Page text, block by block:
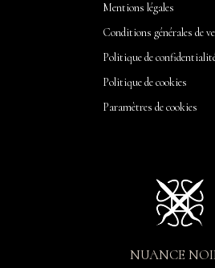
Mentions légales
Conditions générales de
Politique de
Politique de cookies
Paramètres de cookies
NUANCE